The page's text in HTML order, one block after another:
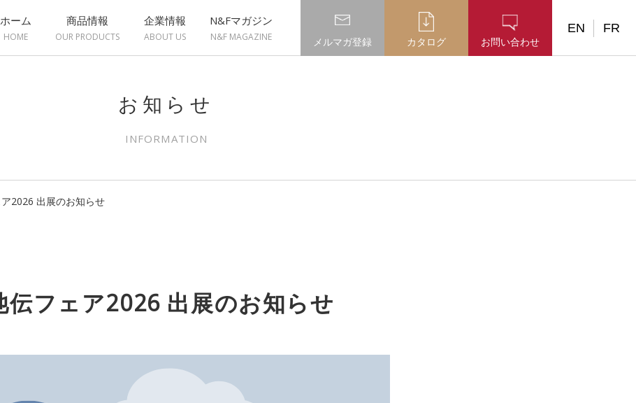
ホーム
HOME
商品情報
OUR PRODUCTS
企業情報
ABOUT US
N&Fマガジン
N&F MAGAZINE メルマガ登録 カタログ お問い合わせ
EN FR
お知らせ
INFORMATION
2026 出展のお知らせ
伝フェア2026 出展のお知らせ